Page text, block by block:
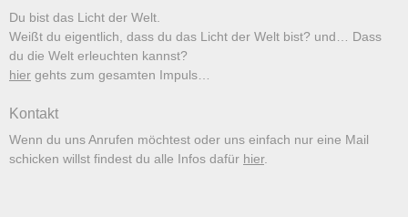
Du bist das Licht der Welt.
Weißt du eigentlich, dass du das Licht der Welt bist? und… Dass
du die Welt erleuchten kannst?
hier gehts zum gesamten Impuls…
Kontakt
Wenn du uns Anrufen möchtest oder uns einfach nur eine Mail
schicken willst findest du alle Infos dafür hier.